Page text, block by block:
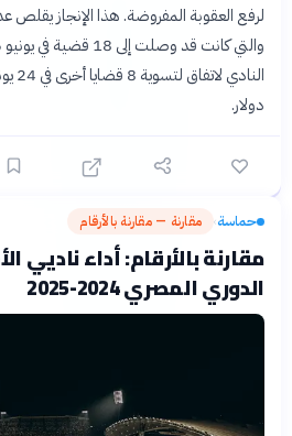
لرفع العقوبة المفروضة. هذا الإنجاز يقلص
دولار.
حماسة› مقارنة — مقارنة بالأرقام
مقارنة بالأرقام: أداء ناديي
الدوري المصري 2024-2025